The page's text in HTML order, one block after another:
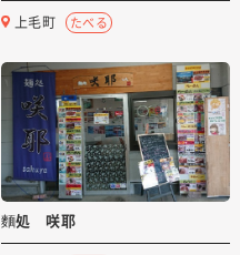
上毛町 たべる
麵処 咲耶